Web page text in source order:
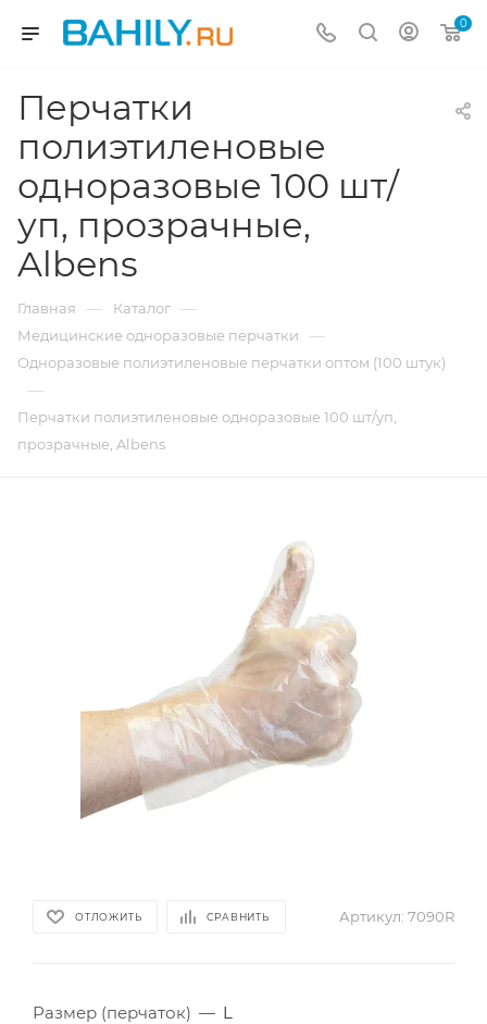
0
Перчатки
полиэтиленовые
одноразовые 100 шт/
уп, прозрачные,
Albens
Главная — Каталог —
Медицинские одноразовые перчатки —
Одноразовые полиэтиленовые перчатки оптом (100 штук)
—
Перчатки полиэтиленовые одноразовые 100 шт/уп,
прозрачные, Albens
ОТЛОЖИТЬ СРАВНИТЬ Артикул: 7090R
Размер (перчаток) — L